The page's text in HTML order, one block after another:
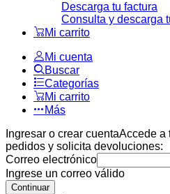
Descarga tu factura
Consulta y descarga
Mi carrito
Mi cuenta
Buscar
Categorías
Mi carrito
Más
Ingresar o crear cuentaAccede a
pedidos y solicita devoluciones:
Correo electrónico
Ingrese un correo válido
Continuar